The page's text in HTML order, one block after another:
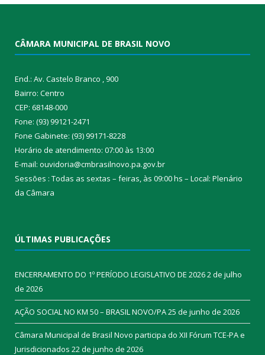
CÂMARA MUNICIPAL DE BRASIL NOVO
End.: Av. Castelo Branco , 900
Bairro: Centro
CEP: 68148-000
Fone: (93) 99121-2471
Fone Gabinete: (93) 99171-8228
Horário de atendimento: 07:00 às 13:00
E-mail: ouvidoria@cmbrasilnovo.pa.gov.br
Sessões : Todas as sextas – feiras, às 09:00 hs – Local: Plenário
da Câmara​
ÚLTIMAS PUBLICAÇÕES
ENCERRAMENTO DO 1º PERÍODO LEGISLATIVO DE 20262 de julho
de 2026
AÇÃO SOCIAL NO KM 50 – BRASIL NOVO/PA25 de junho de 2026
Câmara Municipal de Brasil Novo participa do XII Fórum TCE-PA e
Jurisdicionados 22 de junho de 2026